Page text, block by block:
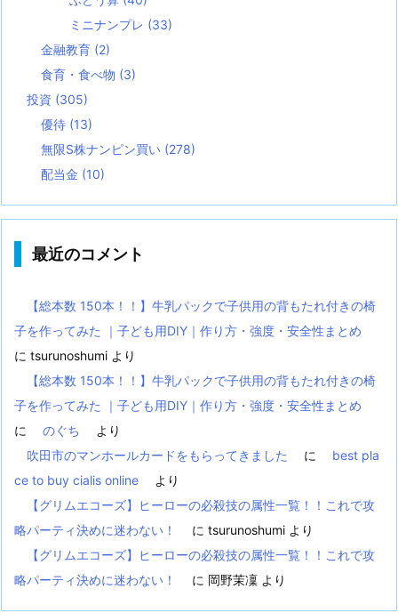
ミニナンプレ (33)
金融教育 (2)
食育・食べ物 (3)
投資 (305)
優待 (13)
無限S株ナンピン買い (278)
配当金 (10)
最近のコメント
【総本数 150本！！】牛乳パックで子供用の背もたれ付きの椅
子を作ってみた ｜子ども用DIY｜作り方・強度・安全性まとめ
に tsurunoshumi より
【総本数 150本！！】牛乳パックで子供用の背もたれ付きの椅
子を作ってみた ｜子ども用DIY｜作り方・強度・安全性まとめ
に
のぐち
より
吹田市のマンホールカードをもらってきました
に
best pla
ce to buy cialis online
より
【グリムエコーズ】ヒーローの必殺技の属性一覧！！これで攻
略パーティ決めに迷わない！
に tsurunoshumi より
【グリムエコーズ】ヒーローの必殺技の属性一覧！！これで攻
略パーティ決めに迷わない！
に 岡野茉凜 より